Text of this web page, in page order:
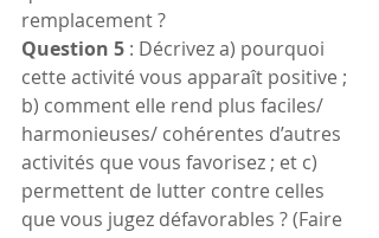
remplacement ?
Question 5 : Décrivez a) pourquoi
cette activité vous apparaît positive ;
b) comment elle rend plus faciles/
harmonieuses/ cohérentes d’autres
activités que vous favorisez ; et c)
permettent de lutter contre celles
que vous jugez défavorables ? (Faire